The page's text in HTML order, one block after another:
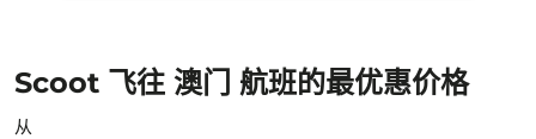
Scoot 飞往 澳门 航班的最优惠价格
从